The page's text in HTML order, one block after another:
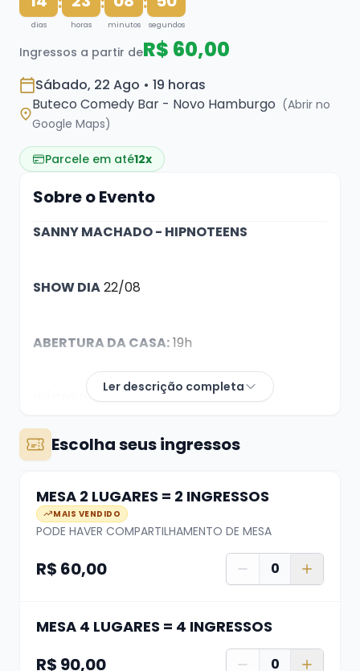
dias horas minutos segundos
Ingressos a partir deR$ 60,00
Sábado, 22 Ago • 19 horas
Buteco Comedy Bar - Novo Hamburgo (Abrir no
Google Maps)
Parcele em até12x
Sobre o Evento
SANNY MACHADO - HIPNOTEENS
SHOW DIA22/08
ABERTURA DA CASA:19h
INÍCIO DO SHOW:21h
DÚVIDAS? whats (51) 99624 3444
HipnoTeens é um espetáculo inovador de
hipnose cômica criado especialmente para
adolescentes de 09 a 14 anos. Idealizado pelo
foi
desenvolvido para atender um público que,
Ler descrição completa
Escolha seus ingressos
MESA 2 LUGARES = 2 INGRESSOS
MAIS VENDIDO
PODE HAVER COMPARTILHAMENTO DE MESA
R$ 60,00 0
MESA 4 LUGARES = 4 INGRESSOS
R$ 90,00 0